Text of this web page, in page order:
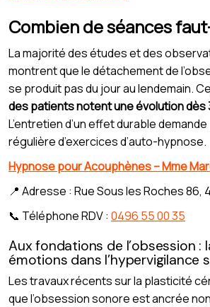
Combien de séances
La majorité des études et des
montrent que le détachement de
se produit pas du jour au lendemain.
des patients notent une évolution dès
L’entretien d’un effet durable
régulière d’exercices d’auto-hypnose.
Hypnose pour Acouphènes – Mme
📍 Adresse : Rue Sous les Roches 86,
📞 Téléphone RDV : 0496 55 00 35
Aux fondations de l’obsession :
émotions dans l’hypervigilance
Les travaux récents sur la plasticité
que l’obsession sonore est ancrée